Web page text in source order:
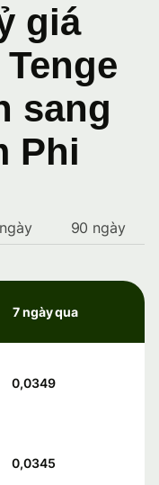
giá
sang
Phi
90 ngày
7 ngày qua
0,0349
0,0345